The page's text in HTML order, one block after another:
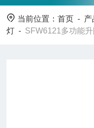
当前位置：首页 - 产
灯 - SFW6121多功能